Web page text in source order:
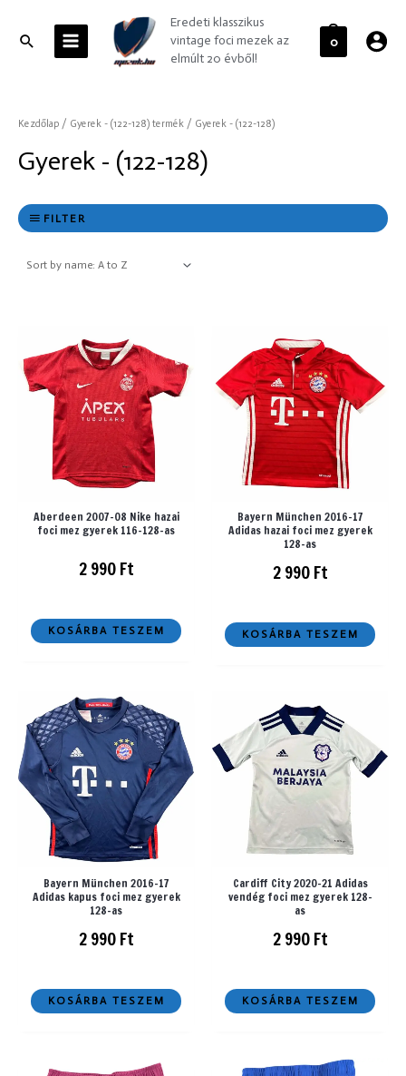
contentSearchMENU
Eredeti klasszikus
vintage foci mezek az
elmúlt 20 évből!
0
Kezdőlap / Gyerek - (122-128) termék / Gyerek - (122-128)
Gyerek - (122-128)
FILTER
Aberdeen 2007-08 Nike hazai
foci mez gyerek 116-128-as
2 990Ft
KOSÁRBA TESZEM
Bayern München 2016-17
Adidas hazai foci mez gyerek
128-as
2 990Ft
KOSÁRBA TESZEM
Bayern München 2016-17
Adidas kapus foci mez gyerek
128-as
2 990Ft
KOSÁRBA TESZEM
Cardiff City 2020-21 Adidas
vendég foci mez gyerek 128-
as
2 990Ft
KOSÁRBA TESZEM